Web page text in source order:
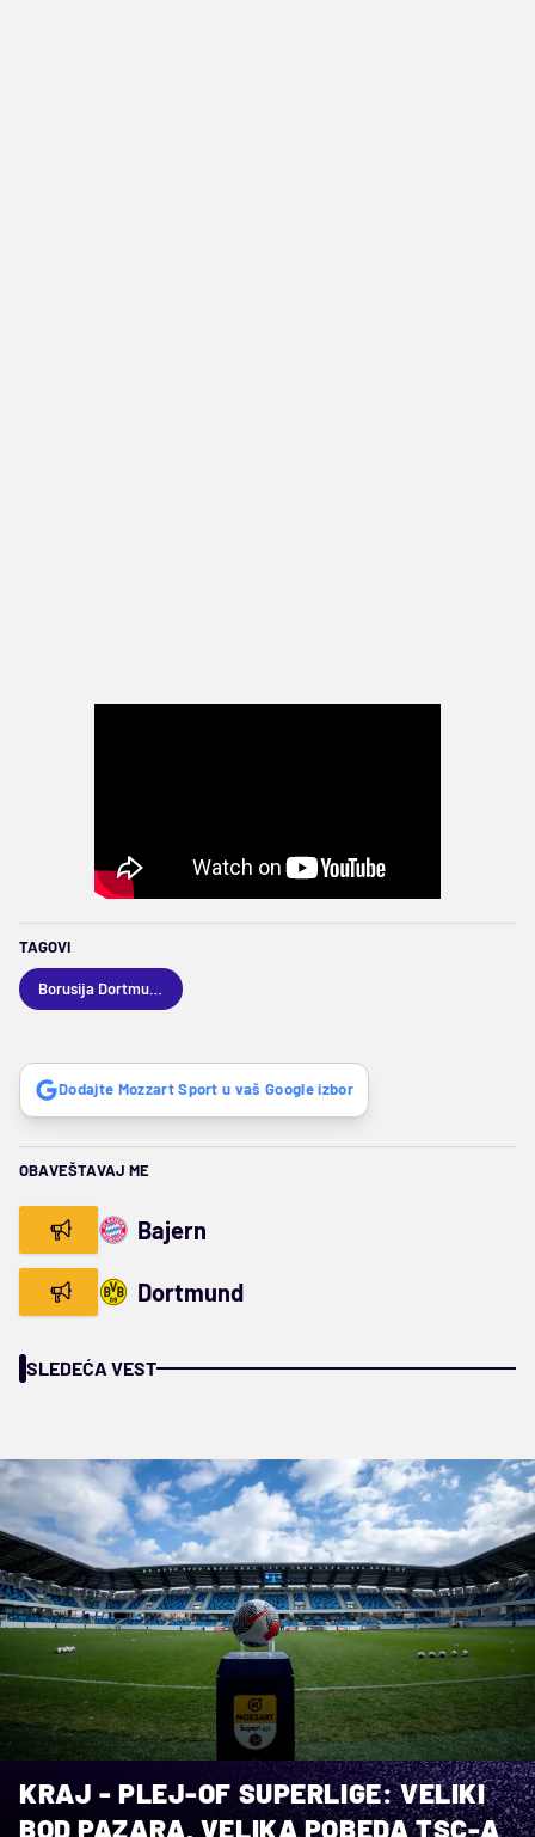
TAGOVI
Dodajte Mozzart Sport u vaš Google izbor
OBAVEŠTAVAJ ME
Bajern
Dortmund
SLEDEĆA VEST
KRAJ - PLEJ-OF SUPERLIGE: VELIKI
BOD PAZARA, VELIKA POBEDA TSC-A